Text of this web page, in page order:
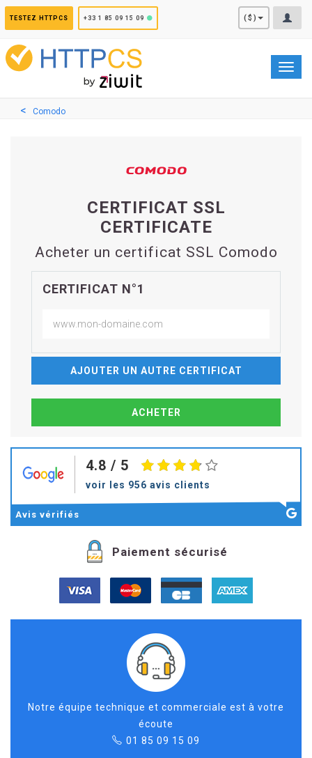
TESTEZ HTTPCS +33 1 85 09 15 09 ($)
Comodo
CERTIFICAT SSL
CERTIFICATE
Acheter un certificat SSL Comodo
CERTIFICAT N°1
AJOUTER UN AUTRE CERTIFICAT
4.8 / 5
voir les 956 avis clients
Avis vérifiés
Paiement sécurisé
Notre équipe technique et commerciale est à votre
écoute
01 85 09 15 09
Panneau de gestion des cookies